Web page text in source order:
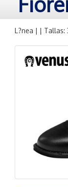
L?nea | | Tallas: